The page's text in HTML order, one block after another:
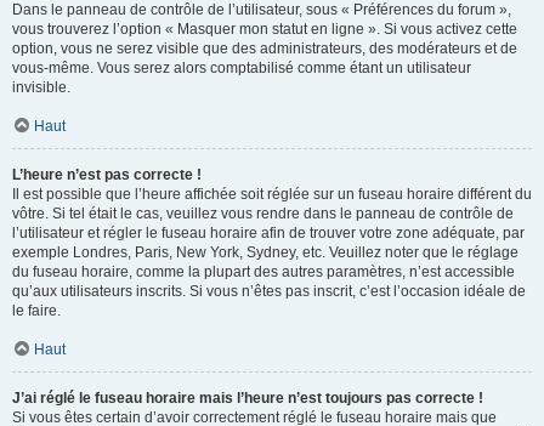
Dans le panneau de contrôle de l’utilisateur, sous « Préférences du forum »,
vous trouverez l’option « Masquer mon statut en ligne ». Si vous activez cette
option, vous ne serez visible que des administrateurs, des modérateurs et de
vous-même. Vous serez alors comptabilisé comme étant un utilisateur
invisible.
Haut
L’heure n’est pas correcte !
Il est possible que l’heure affichée soit réglée sur un fuseau horaire différent du
vôtre. Si tel était le cas, veuillez vous rendre dans le panneau de contrôle de
l’utilisateur et régler le fuseau horaire afin de trouver votre zone adéquate, par
exemple Londres, Paris, New York, Sydney, etc. Veuillez noter que le réglage
du fuseau horaire, comme la plupart des autres paramètres, n’est accessible
qu’aux utilisateurs inscrits. Si vous n’êtes pas inscrit, c’est l’occasion idéale de
le faire.
Haut
J’ai réglé le fuseau horaire mais l’heure n’est toujours pas correcte !
Si vous êtes certain d’avoir correctement réglé le fuseau horaire mais que